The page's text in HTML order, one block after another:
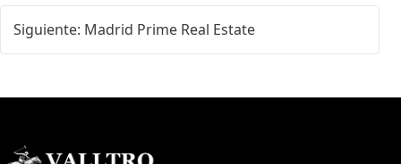
Siguiente: Madrid Prime Real Estate